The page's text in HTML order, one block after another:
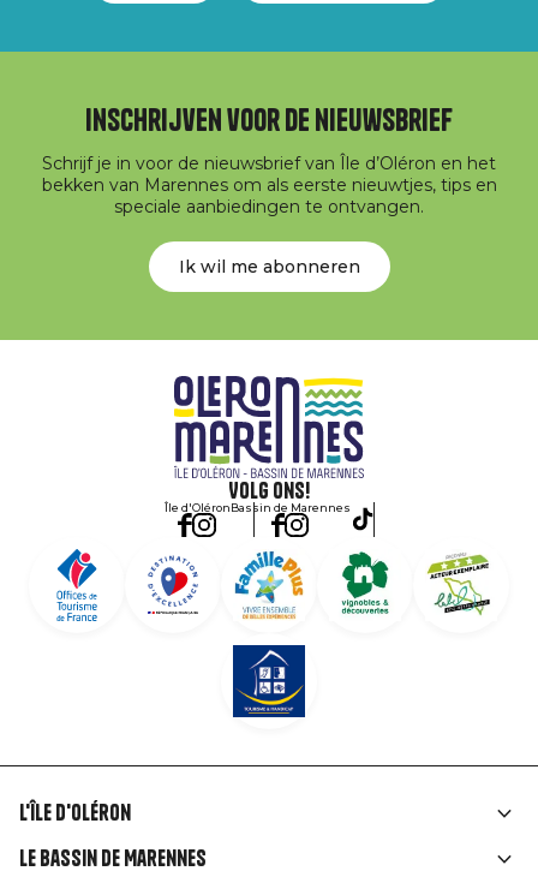
Inschrijven voor de nieuwsbrief
Schrijf je in voor de nieuwsbrief van Île d’Oléron en het
bekken van Marennes om als eerste nieuwtjes, tips en
speciale aanbiedingen te ontvangen.
Ik wil me abonneren
Volg ons!
Île d'OléronBassin de Marennes
Liens
L'île d'Oléron
Le Bassin de Marennes